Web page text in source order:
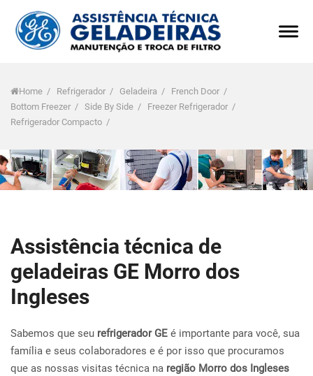
Home / Refrigerador / Geladeira / French Door /
Bottom Freezer / Side By Side / Freezer Refrigerador /
Refrigerador Compacto /
Assistência técnica de
geladeiras GE Morro dos
Ingleses
Sabemos que seu refrigerador GE é importante para você, sua
família e seus colaboradores e é por isso que procuramos
que as nossas visitas técnica na região Morro dos Ingleses